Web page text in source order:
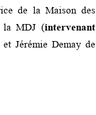
de la Maison des
la MDJ (intervenant
et Jérémie Demay de